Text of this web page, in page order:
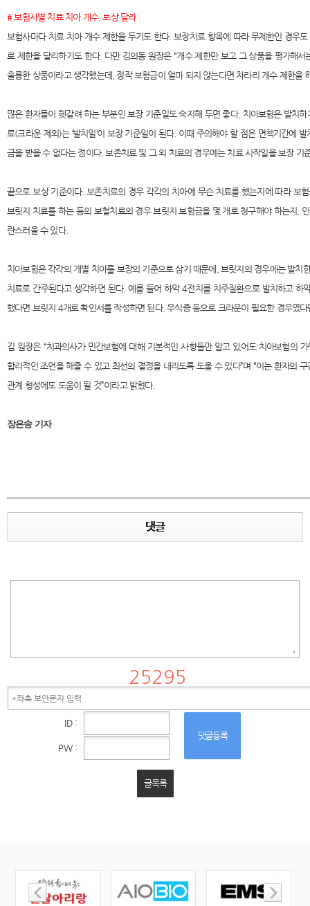
# 보험사별 치료 치아 개수, 보상 달라
보험사마다 치료 치아 개수 제한을 두기도 한다. 보장치료 항목에 따라 무제한인 경우
로 제한을 달리하기도 한다. 다만 김의동 원장은 “개수 제한만 보고 그 상품을 평가해
훌륭한 상품이라고 생각했는데, 정작 보험금이 얼마 되지 않는다면 차라리 개수 제한을
많은 환자들이 헷갈려 하는 부분인 보장 기준일도 숙지해 두면 좋다. 치아보험은 발치
료(크라운 제외)는 ‘발치일’이 보장 기준일이 된다. 이때 주의해야 할 점은 면책기간에
금을 받을 수 없다는 점이다. 보존치료 및 그 외 치료의 경우에는 치료 시작일을 보장 기
끝으로 보상 기준이다. 보존치료의 경우 각각의 치아에 무슨 치료를 했는지에 따라 보
브릿지 치료를 하는 등의 보철치료의 경우 브릿지 보험금을 몇 개로 청구해야 하는지,
란스러울 수 있다.
치아보험은 각각의 개별 치아를 보장의 기준으로 삼기 때문에, 브릿지의 경우에는 발치
치료로 간주된다고 생각하면 된다. 예를 들어 하악 4전치를 치주질환으로 발치하고
했다면 브릿지 4개로 확인서를 작성하면 된다. 우식증 등으로 크라운이 필요한 경우였
김 원장은 “치과의사가 민간보험에 대해 기본적인 사항들만 알고 있어도 치아보험의
합리적인 조언을 해줄 수 있고 최선의 결정을 내리도록 도울 수 있다”며 “이는 환자의
관계 형성에도 도움이 될 것”이라고 밝혔다.
장은송 기자
댓글
ID :
PW :
댓글등록
글목록